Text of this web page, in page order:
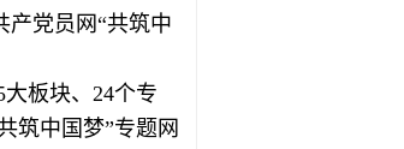
党员网“共筑中
板块、24个专
筑中国梦”专题网